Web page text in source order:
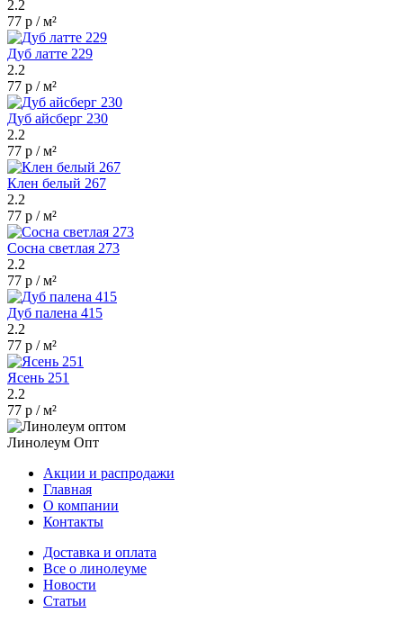
2.2
77 р / м²
Дуб латте 229
2.2
77 р / м²
Дуб айсберг 230
2.2
77 р / м²
Клен белый 267
2.2
77 р / м²
Сосна светлая 273
2.2
77 р / м²
Дуб палена 415
2.2
77 р / м²
Ясень 251
2.2
77 р / м²
Линолеум Опт
Акции и распродажи
Главная
О компании
Контакты
Доставка и оплата
Все о линолеуме
Новости
Статьи